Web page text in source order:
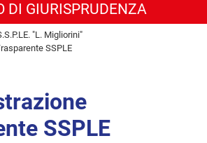
DI GIURISPRUDENZA
"L. Migliorini"
SSPLE
SSPLE